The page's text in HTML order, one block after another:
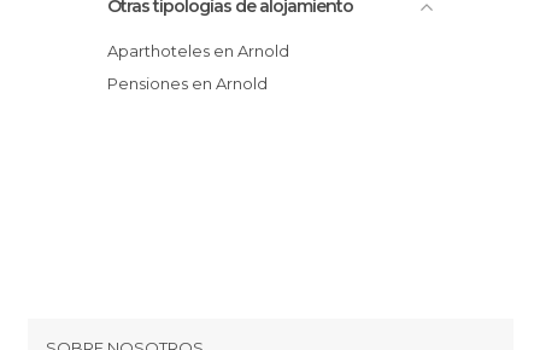
Otras tipologías de alojamiento
Aparthoteles en Arnold
Pensiones en Arnold